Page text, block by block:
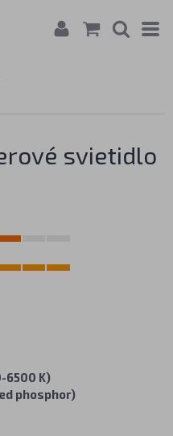
svietidlo
6500 K)
phosphor)